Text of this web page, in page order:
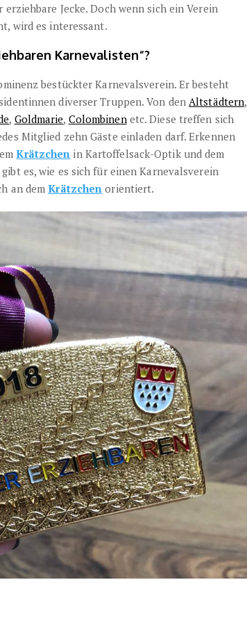
Jecke. Doch wenn sich ein Verein
wird es interessant.
Karnevalisten“?
bestückter Karnevalsverein. Er besteht
diverser Truppen. Von den Altstädtern,
, Goldmarie, Colombinenetc. Diese treffen sich
Mitglied zehn Gäste einladen darf. Erkennen
Krätzchen in Kartoffelsack-Optik und dem
es, wie es sich für einen Karnevalsverein
an demKrätzchen orientiert.